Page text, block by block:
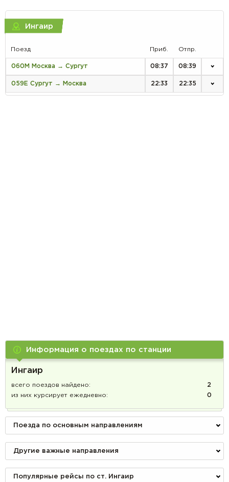
Ингаир
Поезд Приб. Отпр.
060М Москва → Сургут 08:37 08:39
059Е Сургут → Москва 22:33 22:35
Информация о поездах по станции
Ингаир
всего поездов найдено:
2
из них курсирует ежедневно:
0
Поезда по основным направлениям
Другие важные направления
Популярные рейсы по ст. Ингаир